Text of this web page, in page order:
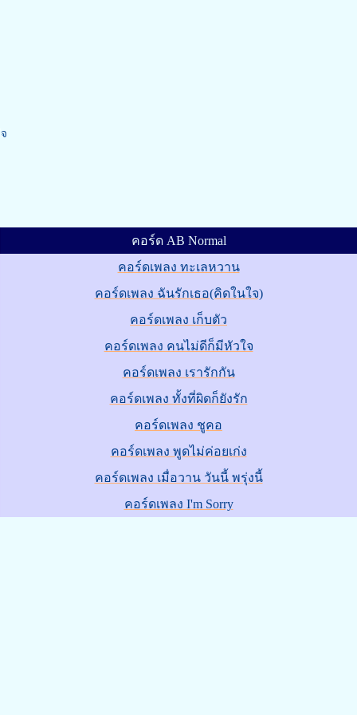
คอร์ด AB Normal
คอร์ดเพลง ทะเลหวาน
คอร์ดเพลง ฉันรักเธอ(คิดในใจ)
คอร์ดเพลง เก็บตัว
คอร์ดเพลง คนไม่ดีก็มีหัวใจ
คอร์ดเพลง เรารักกัน
คอร์ดเพลง ทั้งที่ผิดก็ยังรัก
คอร์ดเพลง ชูคอ
คอร์ดเพลง พูดไม่ค่อยเก่ง
คอร์ดเพลง เมื่อวาน วันนี้ พรุ่งนี้
คอร์ดเพลง I'm Sorry